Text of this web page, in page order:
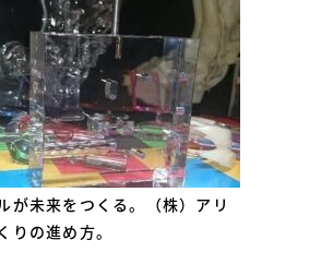
が未来をつくる。（株）アリ
りの進め方。